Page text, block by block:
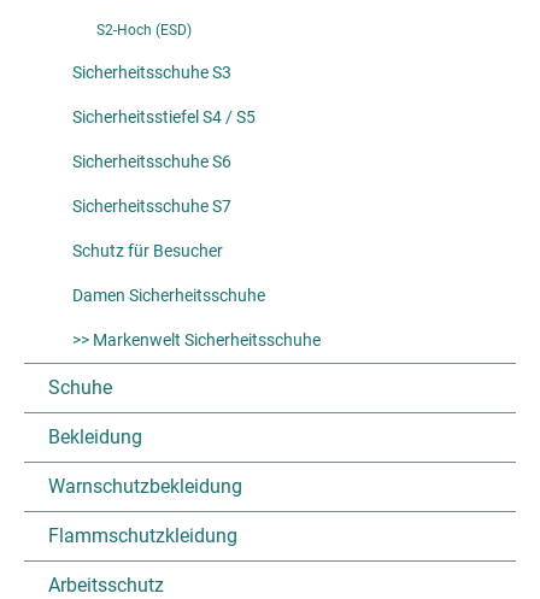
S2-Hoch (ESD)
Sicherheitsschuhe S3
Sicherheitsstiefel S4 / S5
Sicherheitsschuhe S6
Sicherheitsschuhe S7
Schutz für Besucher
Damen Sicherheitsschuhe
>> Markenwelt Sicherheitsschuhe
Schuhe
Bekleidung
Warnschutzbekleidung
Flammschutzkleidung
Arbeitsschutz